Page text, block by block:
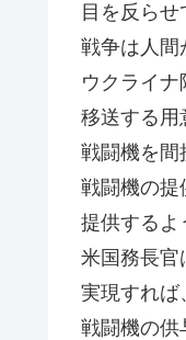
目を反ら
戦争は人間
ウクライ
移送する用
戦闘機を間
戦闘機の提
提供するよ
米国務長官
実現すれば
戦闘機の供